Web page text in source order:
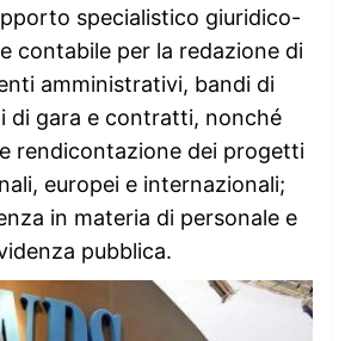
specialistico giuridico-
contabile per la redazione di
amministrativi, bandi di
di gara e contratti, nonché
rendicontazione dei progetti
europei e internazionali;
in materia di personale e
pubblica.